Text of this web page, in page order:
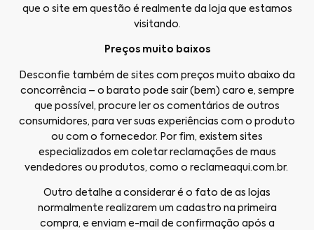
que o site em questão é realmente da loja que estamos
visitando.
Preços muito baixos
Desconfie também de sites com preços muito abaixo da
concorrência – o barato pode sair (bem) caro e, sempre
que possível, procure ler os comentários de outros
consumidores, para ver suas experiências com o produto
ou com o fornecedor. Por fim, existem sites
especializados em coletar reclamações de maus
vendedores ou produtos, como o reclameaqui.com.br.
Outro detalhe a considerar é o fato de as lojas
normalmente realizarem um cadastro na primeira
compra, e enviam e-mail de confirmação após a